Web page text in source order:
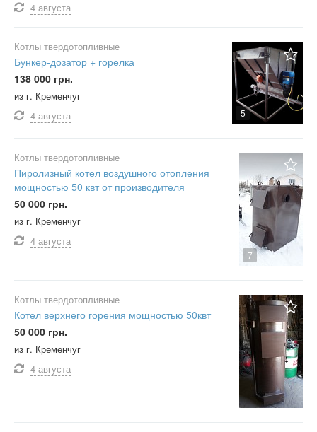
4 августа
5
Котлы твердотопливные
Бункер-дозатор + горелка
138 000 грн.
из г. Кременчуг
4 августа
7
Котлы твердотопливные
Пиролизный котел воздушного отопления
мощностью 50 квт от производителя
50 000 грн.
из г. Кременчуг
4 августа
Котлы твердотопливные
Котел верхнего горения мощностью 50квт
50 000 грн.
из г. Кременчуг
4 августа